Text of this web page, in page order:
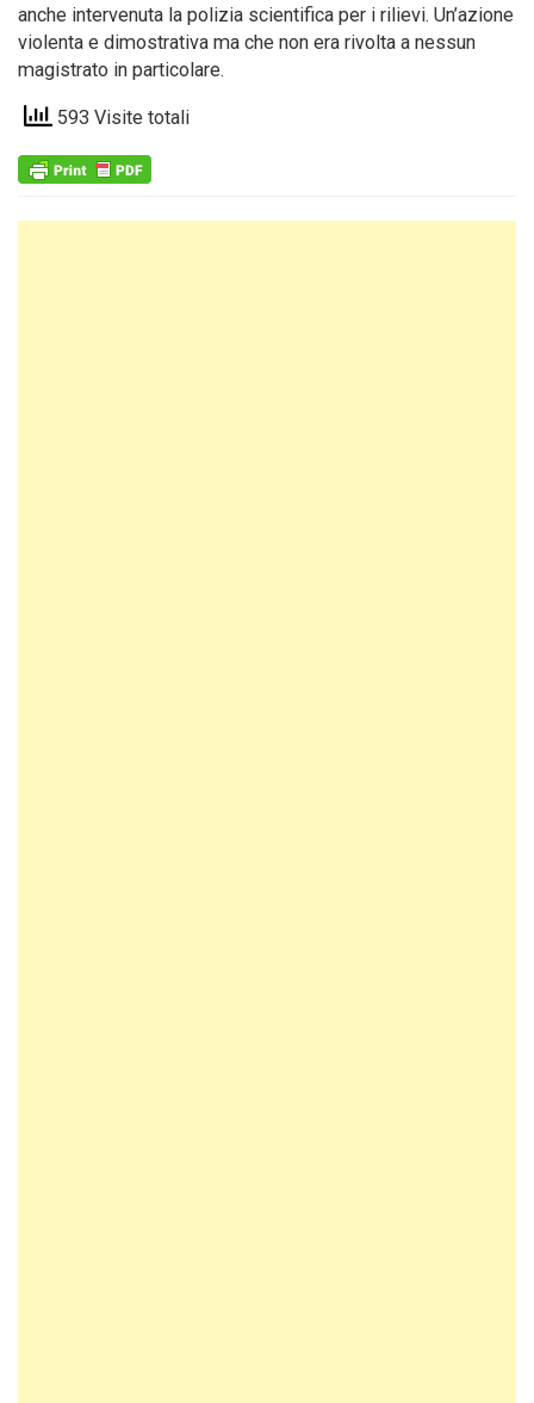
anche intervenuta la polizia scientifica per i rilievi. Un’azione
violenta e dimostrativa ma che non era rivolta a nessun
magistrato in particolare.
593 Visite totali